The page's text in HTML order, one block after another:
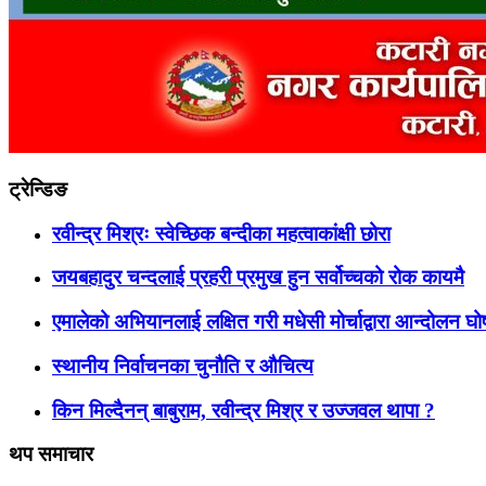
ट्रेन्डिङ
रवीन्द्र मिश्रः स्वेच्छिक बन्दीका महत्वाकांक्षी छोरा
जयबहादुर चन्दलाई प्रहरी प्रमुख हुन सर्वोच्चको रोक कायमै
एमालेको अभियानलाई लक्षित गरी मधेसी मोर्चाद्वारा आन्दोलन
स्थानीय निर्वाचनका चुनौति र औचित्य
किन मिल्दैनन् बाबुराम, रवीन्द्र मिश्र र उज्जवल थापा ?
थप समाचार